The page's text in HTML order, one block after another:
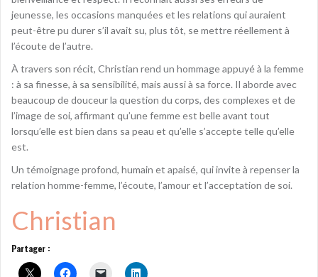
jeunesse, les occasions manquées et les relations qui auraient
peut-être pu durer s’il avait su, plus tôt, se mettre réellement à
l’écoute de l’autre.
À travers son récit, Christian rend un hommage appuyé à la femme
: à sa finesse, à sa sensibilité, mais aussi à sa force. Il aborde avec
beaucoup de douceur la question du corps, des complexes et de
l’image de soi, affirmant qu’une femme est belle avant tout
lorsqu’elle est bien dans sa peau et qu’elle s’accepte telle qu’elle
est.
Un témoignage profond, humain et apaisé, qui invite à repenser la
relation homme-femme, l’écoute, l’amour et l’acceptation de soi.
Christian
Partager :